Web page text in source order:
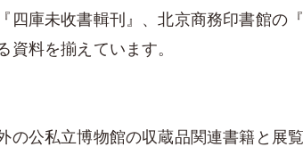
庫未收書輯刊』、北京商務印書館の
料を揃えています。
公私立博物館の収蔵品関連書籍と展